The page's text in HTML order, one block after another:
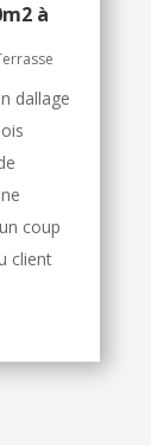
à
dallage
coup
client